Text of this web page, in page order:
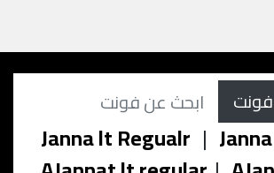
Janna lt Regualr |